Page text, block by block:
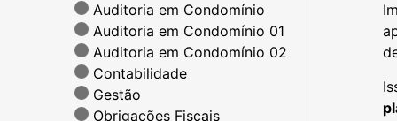
Auditoria em Condomínio
Auditoria em Condomínio 01
Auditoria em Condomínio 02
Contabilidade
Gestão
Obrigações Fiscais